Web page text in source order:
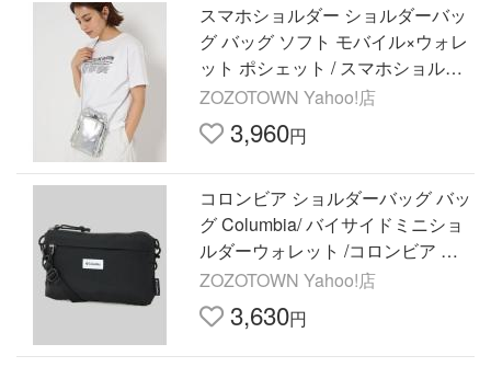
スマホショルダー ショルダーバッ
グ バッグ ソフト モバイル×ウォレ
ット ポシェット / スマホショルダ
ー レディース
ZOZOTOWN Yahoo!店
3,960円
コロンビア ショルダーバッグ バッ
グ Columbia/ バイサイドミニショ
ルダーウォレット /コロンビア レ
ディース メンズ
ZOZOTOWN Yahoo!店
3,630円